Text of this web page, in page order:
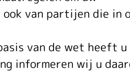
ook van partijen die in
van de wet heeft u
informeren wij u